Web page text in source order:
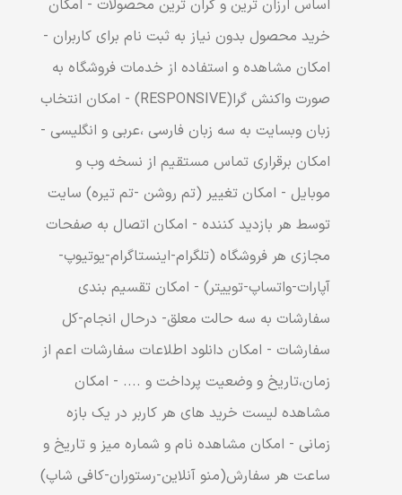
اساس ارزان ترین و گران ترین محصولات - امکان
خرید محصول بدون نیاز به ثبت نام برای کاربران -
امکان مشاهده و استفاده از خدمات فروشگاه به
صورت واکنش گرا(RESPONSIVE) - امکان انتخاب
زبان وبسایت به سه زبان فارسی ،عربی و انگلیسی -
امکان برقراری تماس مستقیم از نسخه وب و
موبایل - امکان تغییر (تم روشن -تم تیره) سایت
توسط هر بازدید کننده - امکان اتصال به صفحات
مجازی هر فروشگاه (تلگرام-اینستاگرام-یوتیوپ-
آپارات-واتساپ-توییتر) - امکان تقسیم بندی
سفارشات به سه حالت معلق- درحال انجام-کل
سفارشات - امکان دانلود اطلاعات سفارشات اعم از
زمان،تاریخ و وضعیت پرداخت و .... - امکان
مشاهده لیست خرید های هر کاربر در یک بازه
زمانی - امکان مشاهده نام و شماره میز و تاریخ و
ساعت هر سفارش(منو آنلاین-رستوران-کافی شاپ)